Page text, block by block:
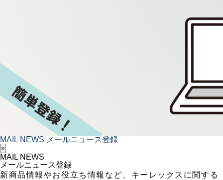
MAIL NEWS メールニュース登録
×
MAIL NEWS
メールニュース登録
新商品情報やお役立ち情報など、キーレックスに関する